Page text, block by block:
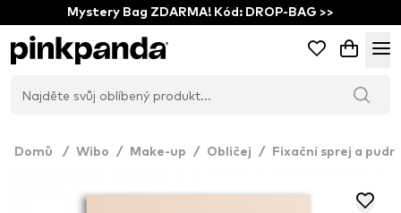
Mystery Bag ZDARMA! Kód: DROP-BAG >>
Domů / Wibo / Make-up / Obličej / Fixační sprej a pudr